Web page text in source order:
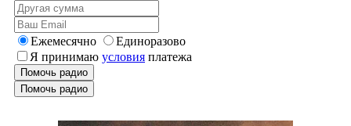
Ежемесячно
Единоразово
Я принимаю условия платежа
Помочь радио
Помочь радио